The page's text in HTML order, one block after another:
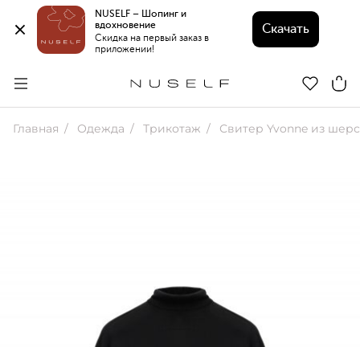
NUSELF – Шопинг и
вдохновение
Скидка на первый заказ в
приложении!
Скачать
Главная Одежда Трикотаж Свитер Yvonne из